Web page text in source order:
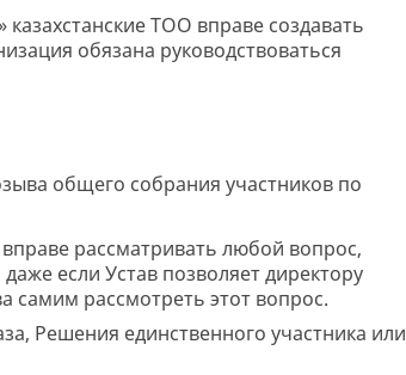
ТОО вправе создавать
обязана руководствоваться
общего собрания участников по
рассматривать любой вопрос,
если Устав позволяет директору
самим рассмотреть этот вопрос.
Решения единственного участника или